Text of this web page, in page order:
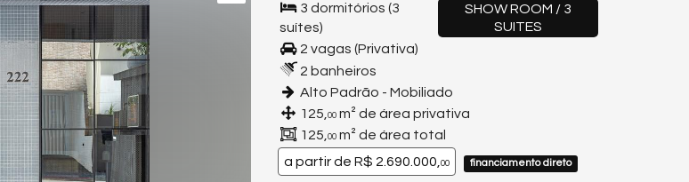
SHOW ROOM / 3
SUITES
3 dormitórios (3
suítes)
2 vagas (Privativa)
2 banheiros
Alto Padrão - Mobiliado
125, 00 m² de área privativa
125, 00 m² de área total
a partir de R$ 2.690.000, 00 financiamento direto